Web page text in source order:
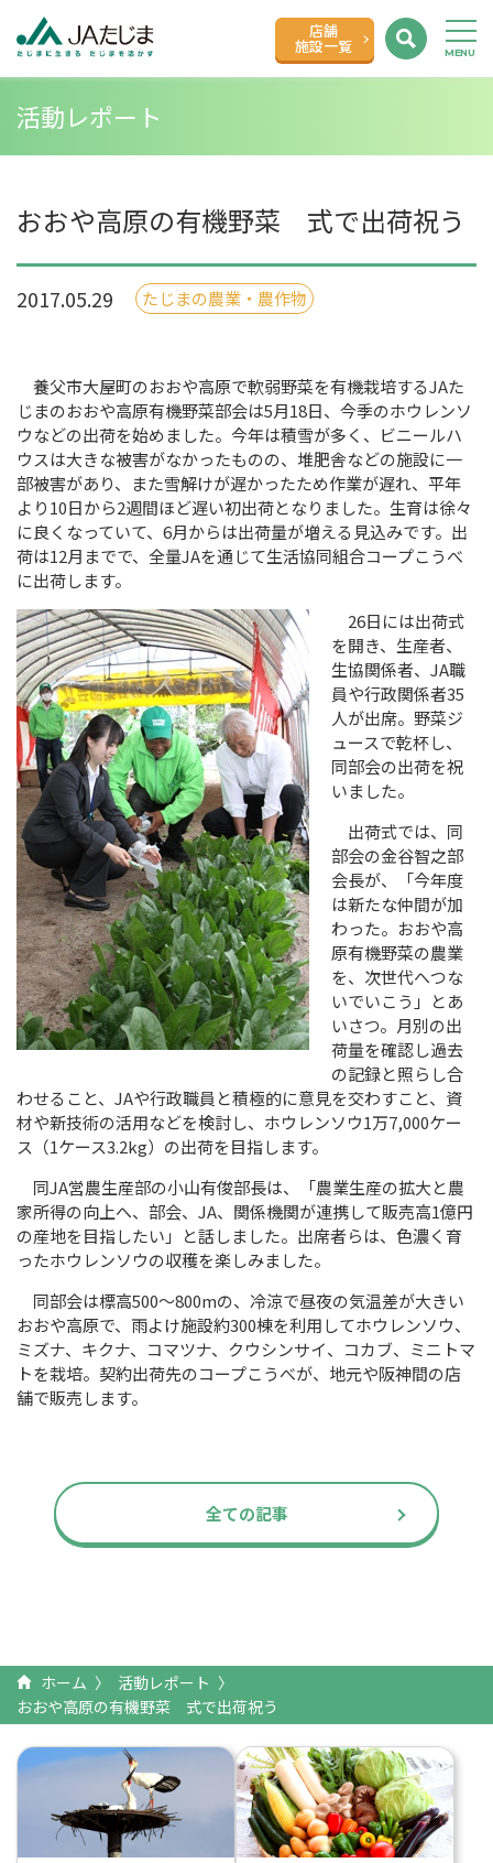
店舗
施設一覧
活動レポート
おおや高原の有機野菜 式で出荷祝う
2017.05.29 たじまの農業・農作物
養父市大屋町のおおや高原で軟弱野菜を有機栽培するJAた
じまのおおや高原有機野菜部会は5月18日、今季のホウレンソ
ウなどの出荷を始めました。今年は積雪が多く、ビニールハ
ウスは大きな被害がなかったものの、堆肥舎などの施設に一
部被害があり、また雪解けが遅かったため作業が遅れ、平年
より10日から2週間ほど遅い初出荷となりました。生育は徐々
に良くなっていて、6月からは出荷量が増える見込みです。出
荷は12月までで、全量JAを通じて生活協同組合コープこうべ
に出荷します。
26日には出荷式
を開き、生産者、
生協関係者、JA職
員や行政関係者35
人が出席。野菜ジ
ュースで乾杯し、
同部会の出荷を祝
いました。
出荷式では、同
部会の金谷智之部
会長が、「今年度
は新たな仲間が加
わった。おおや高
原有機野菜の農業
を、次世代へつな
いでいこう」とあ
いさつ。月別の出
荷量を確認し過去
の記録と照らし合
わせること、JAや行政職員と積極的に意見を交わすこと、資
材や新技術の活用などを検討し、ホウレンソウ1万7,000ケー
ス（1ケース3.2kg）の出荷を目指します。
同JA営農生産部の小山有俊部長は、「農業生産の拡大と農
家所得の向上へ、部会、JA、関係機関が連携して販売高1億円
の産地を目指したい」と話しました。出席者らは、色濃く育
ったホウレンソウの収穫を楽しみました。
同部会は標高500～800mの、冷涼で昼夜の気温差が大きい
おおや高原で、雨よけ施設約300棟を利用してホウレンソウ、
ミズナ、キクナ、コマツナ、クウシンサイ、コカブ、ミニトマ
トを栽培。契約出荷先のコープこうべが、地元や阪神間の店
舗で販売します。
全ての記事
ホーム
活動レポート
おおや高原の有機野菜 式で出荷祝う